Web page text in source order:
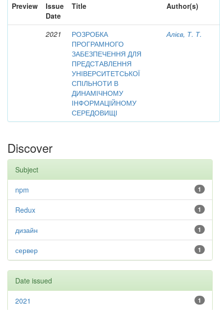
Preview
Issue
Date
Title Author(s)
2021
РОЗРОБКА
ПРОГРАМНОГО
ЗАБЕЗПЕЧЕННЯ ДЛЯ
ПРЕДСТАВЛЕННЯ
УНІВЕРСИТЕТСЬКОЇ
СПІЛЬНОТИ В
ДИНАМІЧНОМУ
ІНФОРМАЦІЙНОМУ
СЕРЕДОВИЩІ
Алієв, Т. Т.
Discover
Subject
1
npm
1
Redux
1
дизайн
1
сервер
Date issued
1
2021